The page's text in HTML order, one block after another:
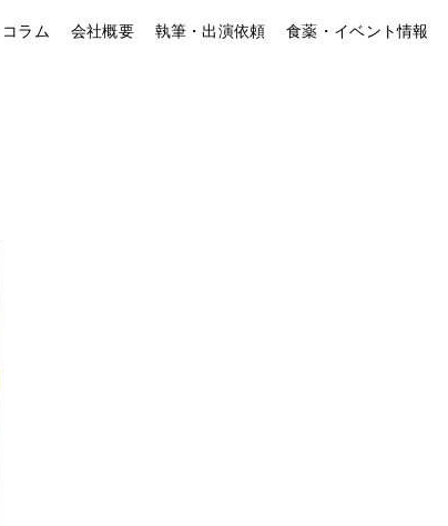
コラム 会社概要 執筆・出演依頼 食薬・イベント情報